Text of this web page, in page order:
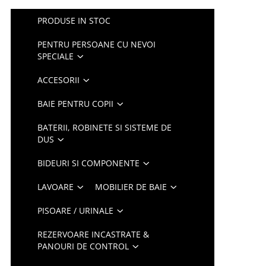
PRODUSE IN STOC
PENTRU PERSOANE CU NEVOI
SPECIALE
ACCESORII
BAIE PENTRU COPII
BATERII, ROBINETE SI SISTEME DE
DUS
BIDEURI SI COMPONENTE
LAVOARE MOBILIER DE BAIE
PISOARE / URINALE
REZERVOARE INCASTRATE &
PANOURI DE CONTROL